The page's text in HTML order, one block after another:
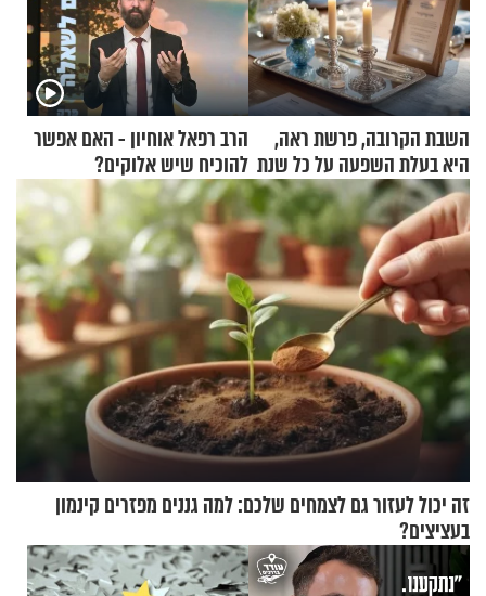
השבת הקרובה, פרשת ראה,
היא בעלת השפעה על כל שנת
תשפ"ז
הרב רפאל אוחיון - האם אפשר
להוכיח שיש אלוקים?
זה יכול לעזור גם לצמחים שלכם: למה גננים מפזרים קינמון
בעציצים?